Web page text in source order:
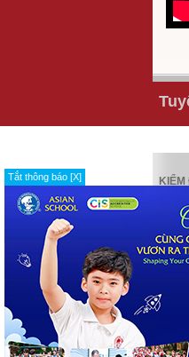
Tắt thông báo [X] KIỂM